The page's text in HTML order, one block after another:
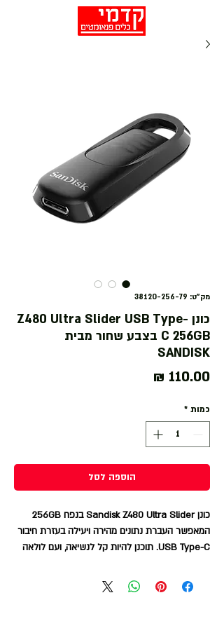
מק"ט: 38120-256-79
כונן Z480 Ultra Slider USB Type-
C 256GB בצבע שחור מבית
SANDISK
כמות *
הוספה לסל
כונן Sandisk Z480 Ultra Slider בנפח 256GB
המאפשר העברת נתונים מהירה ויעילה בעזרת חיבור
USB Type-C. תוכנן להיות קל לנשיאה, ועם לולאה
בנוסף, העיצוב הפלסטי שלו משלב אמינות עם
עמידות גבוהה. הכונן מתאים למכשירים התומכים ב-